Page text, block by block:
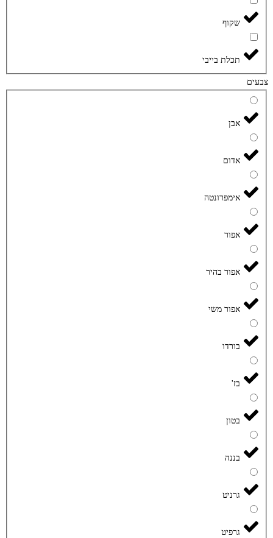
שקוף
תכלת בייבי
צבעים
אבן
אדום
אימפרונטה
אפור
אפור בהיר
אפור משי
בורדו
בז'
בטון
בננה
גרניט
גרפיט